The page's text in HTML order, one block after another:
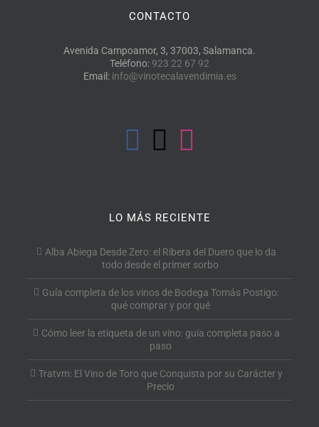
CONTACTO
Avenida Campoamor, 3, 37003, Salamanca.
Teléfono: 923 22 67 92
Email: info@vinotecalavendimia.es
LO MÁS RECIENTE
Alba Abiega Desde Zero: el Ribera del Duero que lo da
todo desde el primer sorbo
Guía completa de los vinos de Bodega Tomás Postigo:
qué comprar y por qué
Cómo leer la etiqueta de un vino: guía completa paso a
paso
Tratvm: El Vino de Toro que Conquista por su Carácter y
Precio